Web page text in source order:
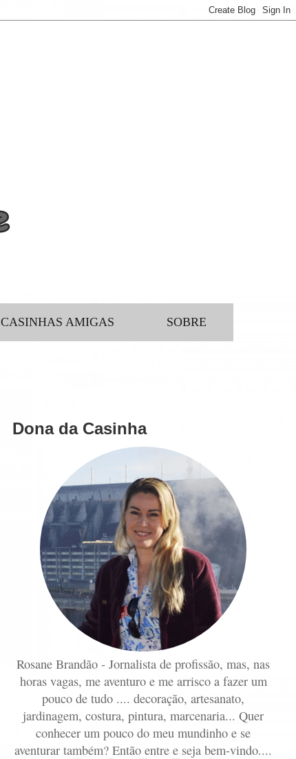
CASINHAS AMIGAS SOBRE
Dona da Casinha
Rosane Brandão - Jornalista de profissão, mas, nas
horas vagas, me aventuro e me arrisco a fazer um
pouco de tudo .... decoração, artesanato,
jardinagem, costura, pintura, marcenaria... Quer
conhecer um pouco do meu mundinho e se
aventurar também? Então entre e seja bem-vindo....